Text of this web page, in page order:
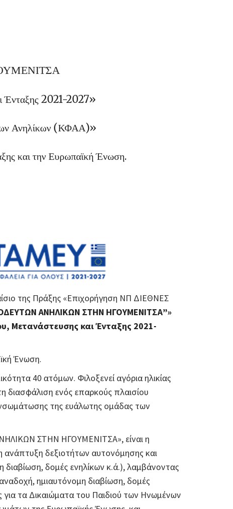
Ένταξης 2021-2027»
Ανηλίκων (ΚΦΑΑ)»
και την Ευρωπαϊκή Ένωση.
της Πράξης «Επιχορήγηση ΝΠ ΔΙΕΘΝΕΣ
ΑΝΗΛΙΚΩΝ ΣΤΗΝ ΗΓΟΥΜΕΝΙΤΣΑ”»
Μετανάστευσης και Ένταξης 2021-
Ένωση.
40 ατόμων. Φιλοξενεί αγόρια ηλικίας
διασφάλιση ενός επαρκούς πλαισίου
της ευάλωτης ομάδας των
ΣΤΗΝ ΗΓΟΥΜΕΝΙΤΣΑ», είναι η
ανάπτυξη δεξιοτήτων αυτονόμησης και
διαβίωση, δομές ενηλίκων κ.ά.), λαμβάνοντας
ημιαυτόνομη διαβίωση, δομές
για τα Δικαιώματα του Παιδιού των Ηνωμένων